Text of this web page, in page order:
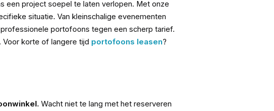
een project soepel te laten verlopen. Met onze
situatie. Van kleinschalige evenementen
portofoons tegen een scherp tarief.
Voor korte of langere tijd portofoons leasen?
Wacht niet te lang met het reserveren